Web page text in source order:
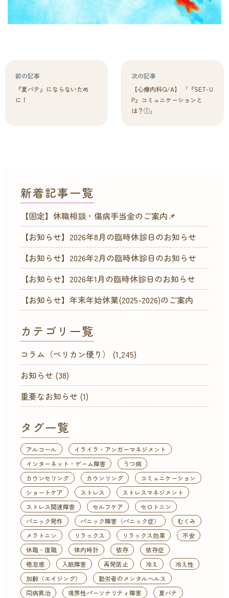
前の記事
『夏バテ』にならないため
に！
次の記事
【心療内科Q/A】 「『SET-U
P』コミュニケーションと
は？①」
新着記事一覧
【固定】休職相談・傷病手当金のご案内📌
【お知らせ】2026年8月の臨時休診日のお知らせ
【お知らせ】2026年2月の臨時休診日のお知らせ
【お知らせ】2026年1月の臨時休診日のお知らせ
【お知らせ】年末年始休業(2025-2026)のご案内
カテゴリ一覧
コラム（ペリカン便り）
(1,245)
お知らせ (38)
重要なお知らせ (1)
タグ一覧
アルコール
イライラ・アンガーマネジメント
インターネット・ゲーム障害
うつ病
カウンセリング
カウンリング
コミュニケーション
ショートケア
ストレス
ストレスマネジメント
ストレス関連障害
セルフケア
セロトニン
パニック発作
パニック障害（パニック症）
むくみ
メラトニン
リラックス リラックス効果
不安
休職・復職
体内時計 依存
依存症
倦怠感
入眠障害 再発防止 冷え
冷え性
加齢（エイジング）
勤労者のメンタルヘルス
同病異治
境界性パーソナリティ障害 夏バテ